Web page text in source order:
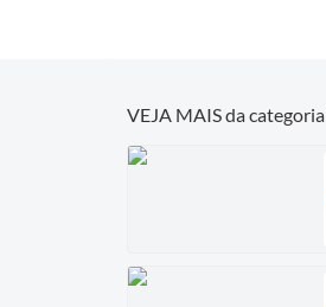
VEJA MAIS da categoria